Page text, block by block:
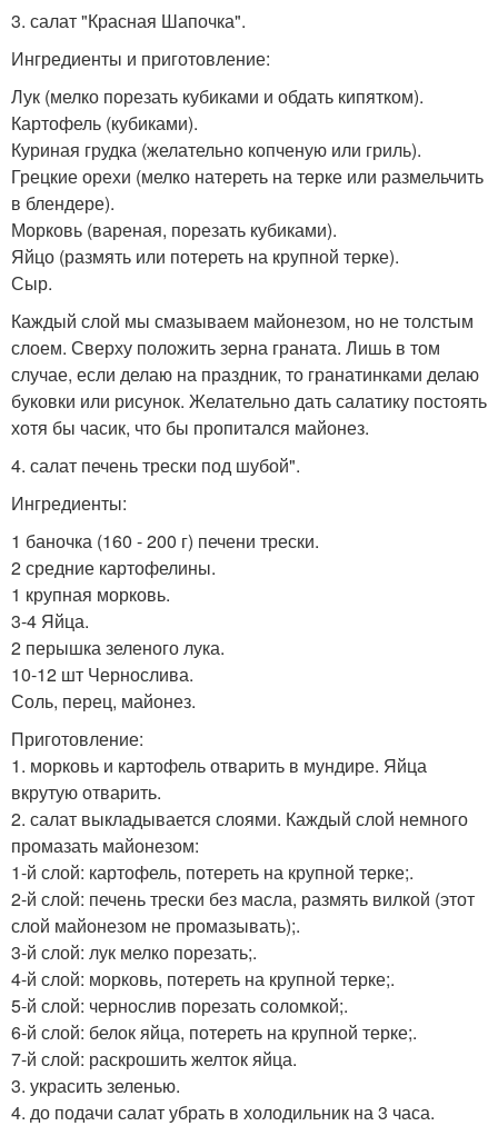
3. салат "Красная Шапочка".
Ингредиенты и приготовление:
Лук (мелко порезать кубиками и обдать кипятком).
Картофель (кубиками).
Куриная грудка (желательно копченую или гриль).
Грецкие орехи (мелко натереть на терке или размельчить
в блендере).
Морковь (вареная, порезать кубиками).
Яйцо (размять или потереть на крупной терке).
Сыр.
Каждый слой мы смазываем майонезом, но не толстым
слоем. Сверху положить зерна граната. Лишь в том
случае, если делаю на праздник, то гранатинками делаю
буковки или рисунок. Желательно дать салатику постоять
хотя бы часик, что бы пропитался майонез.
4. салат печень трески под шубой".
Ингредиенты:
1 баночка (160 - 200 г) печени трески.
2 средние картофелины.
1 крупная морковь.
3-4 Яйца.
2 перышка зеленого лука.
10-12 шт Чернослива.
Соль, перец, майонез.
Приготовление:
1. морковь и картофель отварить в мундире. Яйца
вкрутую отварить.
2. салат выкладывается слоями. Каждый слой немного
промазать майонезом:
1-й слой: картофель, потереть на крупной терке;.
2-й слой: печень трески без масла, размять вилкой (этот
слой майонезом не промазывать);.
3-й слой: лук мелко порезать;.
4-й слой: морковь, потереть на крупной терке;.
5-й слой: чернослив порезать соломкой;.
6-й слой: белок яйца, потереть на крупной терке;.
7-й слой: раскрошить желток яйца.
3. украсить зеленью.
4. до подачи салат убрать в холодильник на 3 часа.